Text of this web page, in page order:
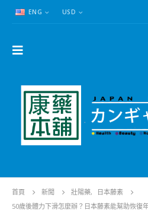
ENG USD
首頁 新聞 壯陽藥,
日本藤素
50歲後體力下滑怎麼辦？日本藤素能幫助恢復